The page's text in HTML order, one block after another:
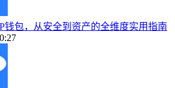
钱包，从安全到资产的全维度实用指南